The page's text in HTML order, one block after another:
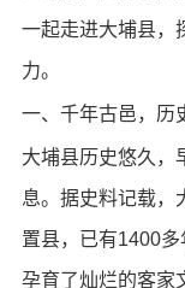
一起走进大埔县，
力。
一、千年古邑，历
大埔县历史悠久，
息。据史料记载，
置县，已有1400
孕育了灿烂的客家